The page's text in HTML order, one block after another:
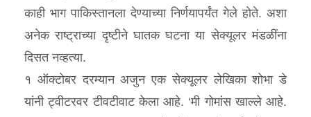
काही भाग पाकिस्तानला देण्याच्या निर्णयापर्यंत गेले होते. अशा
अनेक राष्ट्राच्या दृष्टीने घातक घटना या सेक्यूलर मंडळींना
दिसत नव्हत्या.
१ ऑक्टोबर दरम्यान अजुन एक सेक्यूलर लेखिका शोभा डे
यांनी ट्वीटरवर टीवटीवाट केला आहे. ‘मी गोमांस खाल्ले आहे.